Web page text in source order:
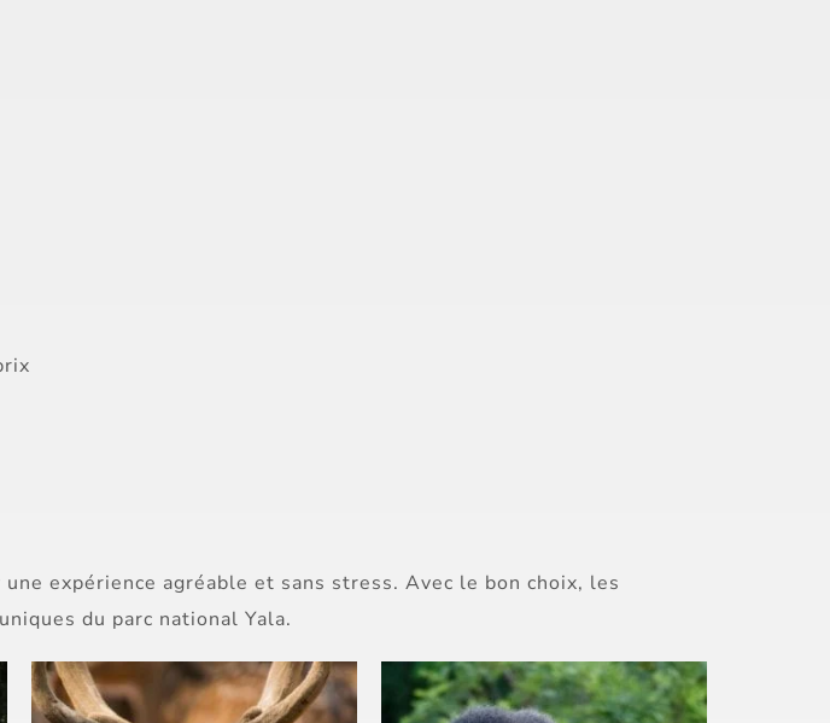
expérience agréable et sans stress. Avec le bon choix, les
du parc national Yala.